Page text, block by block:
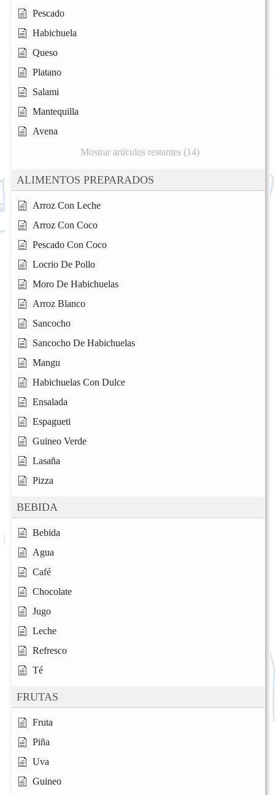
Pescado
Habichuela
Queso
Platano
Salami
Mantequilla
Avena
Mostrar artículos restantes (14)
ALIMENTOS PREPARADOS
Arroz Con Leche
Arroz Con Coco
Pescado Con Coco
Locrio De Pollo
Moro De Habichuelas
Arroz Blanco
Sancocho
Sancocho De Habichuelas
Mangu
Habichuelas Con Dulce
Ensalada
Espagueti
Guineo Verde
Lasaña
Pizza
BEBIDA
Bebida
Agua
Café
Chocolate
Jugo
Leche
Refresco
Té
FRUTAS
Fruta
Piña
Uva
Guineo